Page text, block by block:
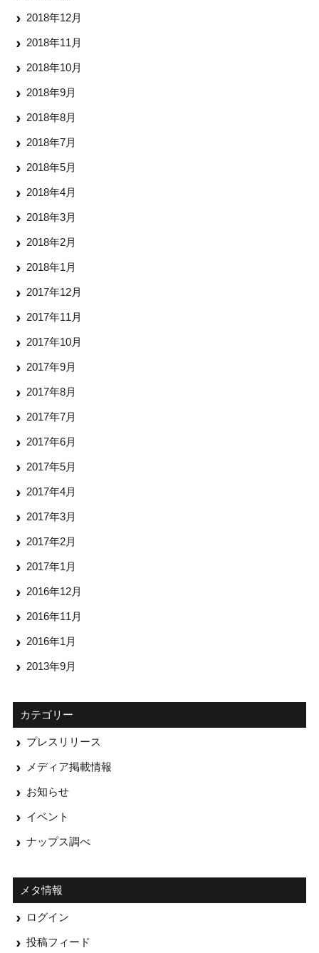
2018年12月
2018年11月
2018年10月
2018年9月
2018年8月
2018年7月
2018年5月
2018年4月
2018年3月
2018年2月
2018年1月
2017年12月
2017年11月
2017年10月
2017年9月
2017年8月
2017年7月
2017年6月
2017年5月
2017年4月
2017年3月
2017年2月
2017年1月
2016年12月
2016年11月
2016年1月
2013年9月
カテゴリー
プレスリリース
メディア掲載情報
お知らせ
イベント
ナップス調べ
メタ情報
ログイン
投稿フィード